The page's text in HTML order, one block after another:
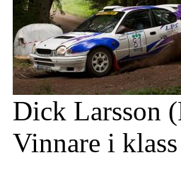
Dick Larsson
Vinnare i